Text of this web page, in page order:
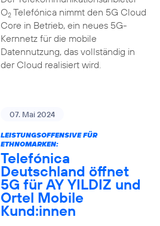
O2Telefónica nimmt den 5G Cloud
Core in Betrieb, ein neues 5G-
Kernnetz für die mobile
Datennutzung, das vollständig in
der Cloud realisiert wird.
07. Mai 2024
LEISTUNGSOFFENSIVE FÜR
ETHNOMARKEN:
Telefónica
Deutschland öffnet
5G für AY YILDIZ und
Ortel Mobile
Kund:innen